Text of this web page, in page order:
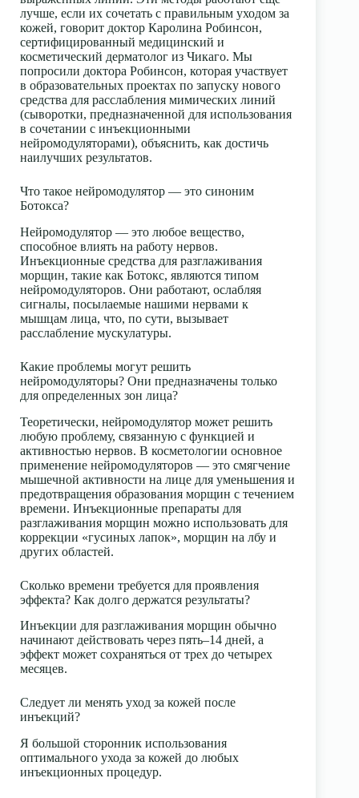
лучше, если их сочетать с правильным уходом за
кожей, говорит доктор Каролина Робинсон,
сертифицированный медицинский и
косметический дерматолог из Чикаго. Мы
попросили доктора Робинсон, которая участвует
в образовательных проектах по запуску нового
средства для расслабления мимических линий
(сыворотки, предназначенной для использования
в сочетании с инъекционными
нейромодуляторами), объяснить, как достичь
наилучших результатов.
Что такое нейромодулятор — это синоним
Ботокса?
Нейромодулятор — это любое вещество,
способное влиять на работу нервов.
Инъекционные средства для разглаживания
морщин, такие как Ботокс, являются типом
нейромодуляторов. Они работают, ослабляя
сигналы, посылаемые нашими нервами к
мышцам лица, что, по сути, вызывает
расслабление мускулатуры.
Какие проблемы могут решить
нейромодуляторы? Они предназначены только
для определенных зон лица?
Теоретически, нейромодулятор может решить
любую проблему, связанную с функцией и
активностью нервов. В косметологии основное
применение нейромодуляторов — это смягчение
мышечной активности на лице для уменьшения и
предотвращения образования морщин с течением
времени. Инъекционные препараты для
разглаживания морщин можно использовать для
коррекции «гусиных лапок», морщин на лбу и
других областей.
Сколько времени требуется для проявления
эффекта? Как долго держатся результаты?
Инъекции для разглаживания морщин обычно
начинают действовать через пять–14 дней, а
эффект может сохраняться от трех до четырех
месяцев.
Следует ли менять уход за кожей после
инъекций?
Я большой сторонник использования
оптимального ухода за кожей до любых
инъекционных процедур.